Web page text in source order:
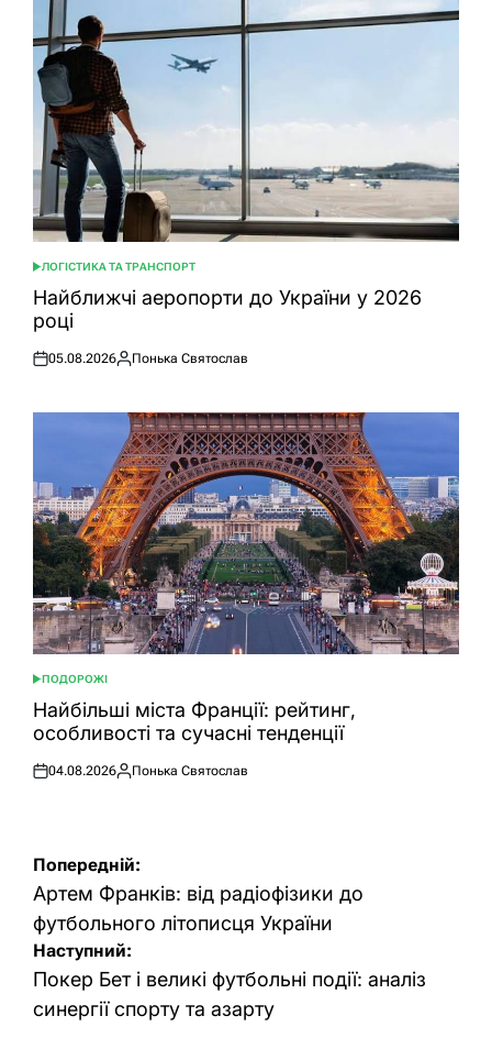
ОПУБЛІКУВАТИ
У
ЛОГІСТИКА ТА ТРАНСПОРТ
Найближчі аеропорти до України у 2026
році
Оприлюднено
05.08.2026
Опубліковано
Понька Святослав
ОПУБЛІКУВАТИ
У
ПОДОРОЖІ
Найбільші міста Франції: рейтинг,
особливості та сучасні тенденції
Оприлюднено
04.08.2026
Опубліковано
Понька Святослав
Навігація
записів
Попередній:
Артем Франків: від радіофізики до
футбольного літописця України
Наступний:
Покер Бет і великі футбольні події: аналіз
синергії спорту та азарту